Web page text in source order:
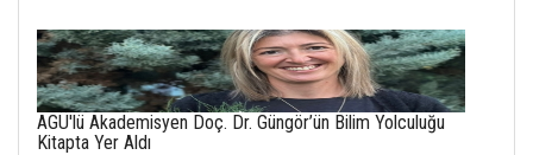
SEMRA ŞAHİN
KENDİNE UYANMAK
30 Temmuz 2026
AGÜ'lü Akademisyen Doç. Dr. Güngör’ün Bilim Yolculuğu
Kitapta Yer Aldı